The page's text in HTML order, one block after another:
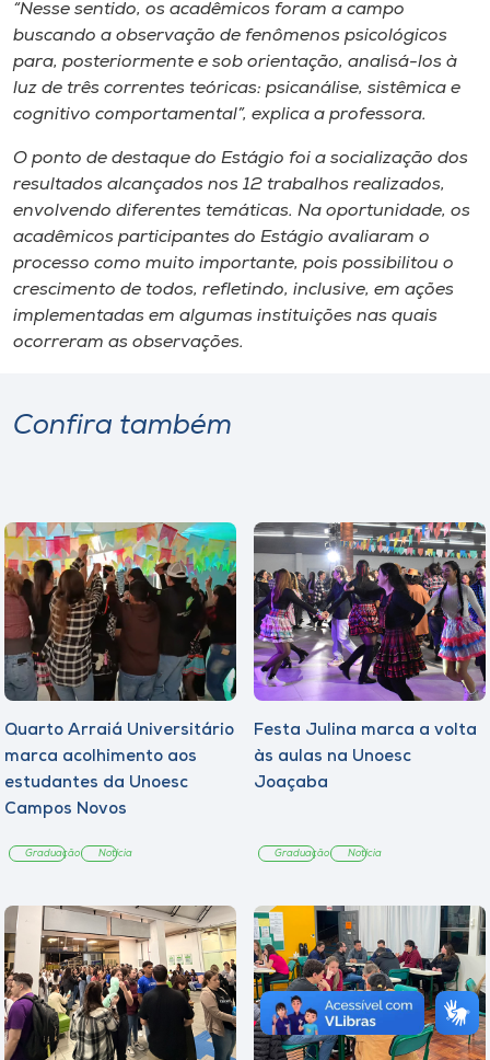
Rádio
Museu
Unoesc
Store
Selecione
A-
“Nesse sentido, os acadêmicos foram a campo
buscando a observação de fenômenos psicológicos
para, posteriormente e sob orientação, analisá-los à
luz de três correntes teóricas: psicanálise, sistêmica e
cognitivo comportamental”, explica a professora.
O ponto de destaque do Estágio foi a socialização dos
resultados alcançados nos 12 trabalhos realizados,
envolvendo diferentes temáticas. Na oportunidade, os
acadêmicos participantes do Estágio avaliaram o
processo como muito importante, pois possibilitou o
crescimento de todos, refletindo, inclusive, em ações
implementadas em algumas instituições nas quais
ocorreram as observações.
Confira também
Quarto Arraiá Universitário
marca acolhimento aos
estudantes da Unoesc
Campos Novos
Graduação Notícia
Festa Julina marca a volta
às aulas na Unoesc
Joaçaba
Graduação Notícia